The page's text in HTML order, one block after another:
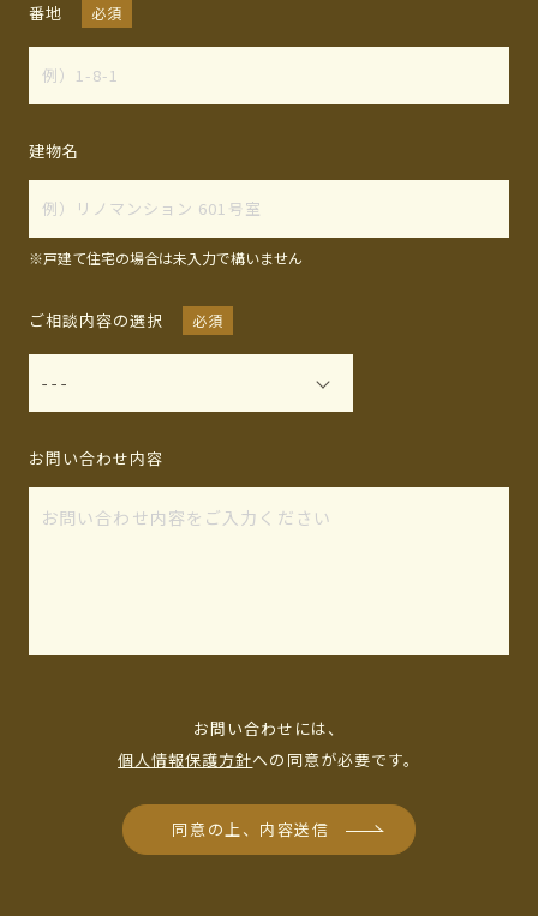
番地 必須
建物名
※戸建て住宅の場合は未入力で構いません
ご相談内容の選択 必須
お問い合わせ内容
お問い合わせには、
個人情報保護方針への同意が必要です。
同意の上、内容送信